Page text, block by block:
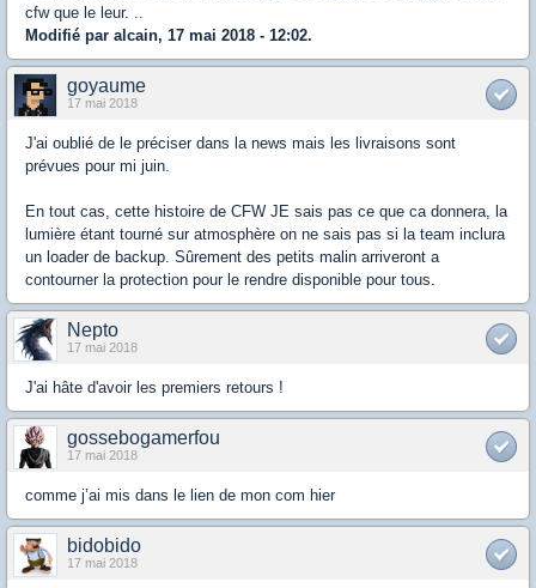
cfw que le leur. ..
Modifié par alcain, 17 mai 2018 - 12:02.
goyaume
17 mai 2018
J'ai oublié de le préciser dans la news mais les livraisons sont
prévues pour mi juin.
En tout cas, cette histoire de CFW JE sais pas ce que ca donnera, la
lumière étant tourné sur atmosphère on ne sais pas si la team inclura
un loader de backup. Sûrement des petits malin arriveront a
contourner la protection pour le rendre disponible pour tous.
Nepto
17 mai 2018
J'ai hâte d'avoir les premiers retours !
gossebogamerfou
17 mai 2018
comme j’ai mis dans le lien de mon com hier
bidobido
17 mai 2018